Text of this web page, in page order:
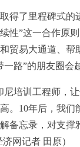
了里程碑式的进
性”这一合作原
贸易大通道、帮
路”的朋友圈会
训工程师，让
。10年后，我
备忘录，对支撑
网记者 田原）